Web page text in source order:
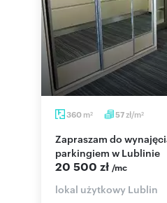
360 m2 57zł/m2
Zapraszam do wynajęcia biura 360 m² z
parkingiem w Lublinie
20 500 zł /mc
lokal użytkowy Lublin